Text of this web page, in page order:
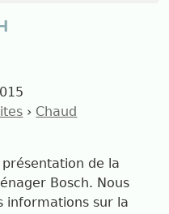
› Chaud
de la
Bosch. Nous
informations sur la